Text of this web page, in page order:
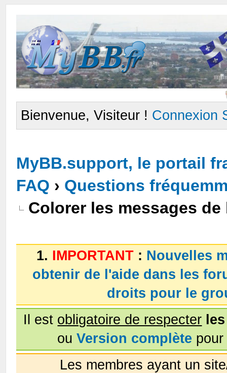
Bienvenue, Visiteur ! Connexion
MyBB.support, le portail
FAQ › Questions
Colorer les messages de
1. IMPORTANT : Nouvelles
obtenir de l'aide dans les
droits pour le
Il est obligatoire de respecter
ouVersion complète
Les membres ayant un